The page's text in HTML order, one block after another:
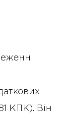
КПК). Він